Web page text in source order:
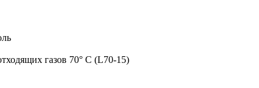
газов 70° С (L70-15)